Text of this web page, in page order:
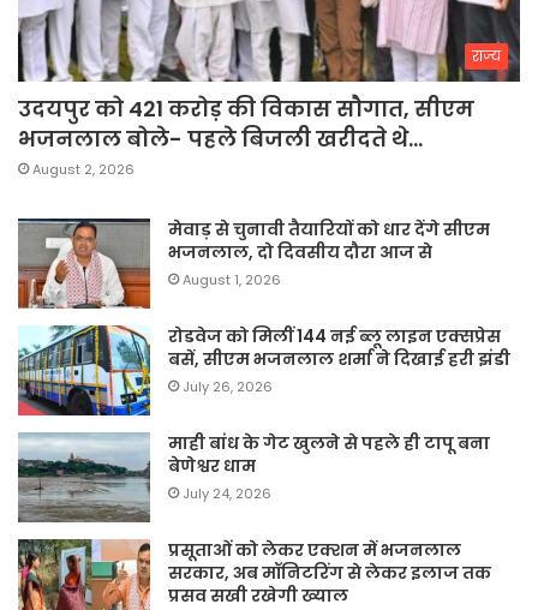
राज्य
उदयपुर को 421 करोड़ की विकास सौगात, सीएम
भजनलाल बोले- पहले बिजली खरीदते थे…
August 2, 2026
मेवाड़ से चुनावी तैयारियों को धार देंगे सीएम
भजनलाल, दो दिवसीय दौरा आज से
August 1, 2026
रोडवेज को मिलीं 144 नई ब्लू लाइन एक्सप्रेस
बसें, सीएम भजनलाल शर्मा ने दिखाई हरी झंडी
July 26, 2026
माही बांध के गेट खुलने से पहले ही टापू बना
बेणेश्वर धाम
July 24, 2026
प्रसूताओं को लेकर एक्शन में भजनलाल
सरकार, अब मॉनिटरिंग से लेकर इलाज तक
प्रसव सखी रखेगी ख्याल